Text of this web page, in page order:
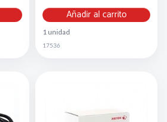
Añadir al carrito
1 unidad
17536